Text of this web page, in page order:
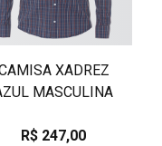
XADREZ
MASCULINA
R$ 247,00